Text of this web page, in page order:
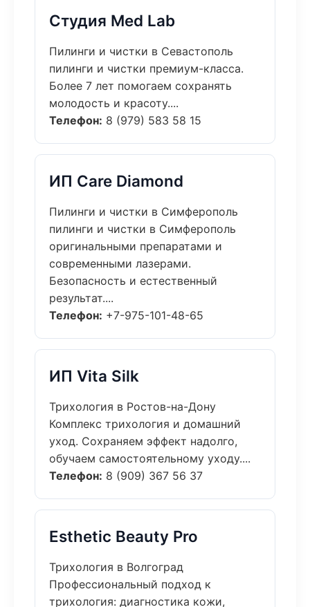
Студия Med Lab
Пилинги и чистки в Севастополь
пилинги и чистки премиум-класса.
Более 7 лет помогаем сохранять
молодость и красоту....
Телефон: 8 (979) 583 58 15
ИП Care Diamond
Пилинги и чистки в Симферополь
пилинги и чистки в Симферополь
оригинальными препаратами и
современными лазерами.
Безопасность и естественный
результат....
Телефон: +7-975-101-48-65
ИП Vita Silk
Трихология в Ростов-на-Дону
Комплекс трихология и домашний
уход. Сохраняем эффект надолго,
обучаем самостоятельному уходу....
Телефон: 8 (909) 367 56 37
Esthetic Beauty Pro
Трихология в Волгоград
Профессиональный подход к
трихология: диагностика кожи,